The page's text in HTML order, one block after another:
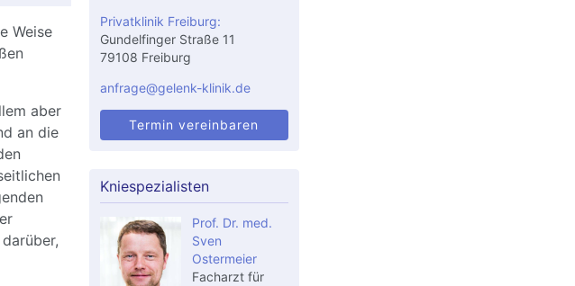
Weise
aber
an die
Privatklinik Freiburg:
Gundelfinger Straße 11
79108 Freiburg
anfrage@gelenk-klinik.de
Termin vereinbaren
Kniespezialisten
Prof. Dr. med.
Sven
Ostermeier
Facharzt für